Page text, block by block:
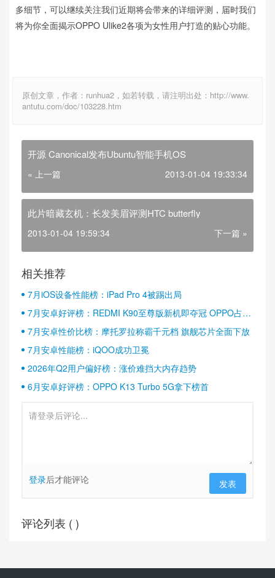
多细节，可以继续关注我们近期将会带来的详细评测，届时我们
将为你全面揭示OPPO Ulike2各项为女性用户打造的贴心功能。
原创文章，作者：runhua2，如若转载，请注明出处：http://www.
antutu.com/doc/103228.htm
开源 Canonical发布Ubuntu智能手机OS
« 上一篇 2013-01-04 19:33:34
此片暗藏玄机：长发美眉评测HTC butterfly
2013-01-04 19:59:34 下一篇 »
相关推荐
7月iOS设备性能榜：iPad Pro 4被踢出局
7月安卓好评榜：REDMI K90至尊版新机即夺冠 OPPO占据
半壁江山
7月安卓性价比榜：摩托罗拉称霸千元档 旗舰芯片全面下放
7月安卓性能榜：iQOO成功卫冕
2026年Q2用户偏好榜：涨价难挡大内存趋势
6月安卓好评榜：OPPO K13 Turbo 5G拿下榜首
登录后才能评论 发表
评论列表 ( )